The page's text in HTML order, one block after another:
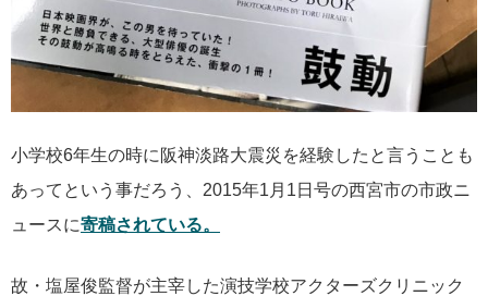
小学校6年生の時に阪神淡路大震災を経験したと言うことも
あってという事だろう、2015年1月1日号の西宮市の市政ニ
ュースに寄稿されている。
故・塩屋俊監督が主宰した演技学校アクターズクリニック